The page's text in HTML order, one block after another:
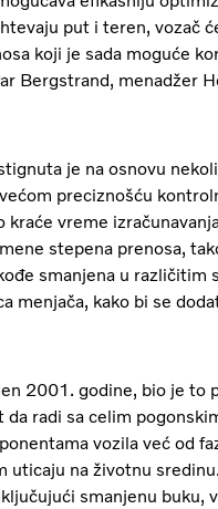
put i teren, vozač
koji je sada moguće
Bergstrand, menadžer
je na osnovu
preciznošću
kraće vreme
stepena prenosa,
smanjena u
menjača, kako bi se
2001. godine, bio je to
da radi sa celim
vozila već od
uticaju na životnu
smanjenu buku,